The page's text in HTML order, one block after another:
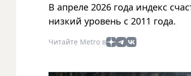
В апреле 2026 года индекс
низкий уровень с 2011 года.
Читайте Metro в